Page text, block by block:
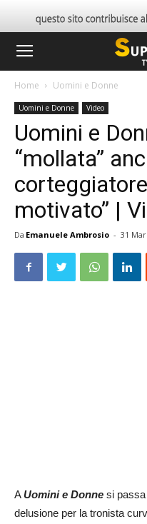
Home Uomini e Donne
Uomini e Donne Video
Uomini e
“mollata”
motivato” |
Da Emanuele Ambrosio - 31
AUomini e Donne si
delusione per la tronista